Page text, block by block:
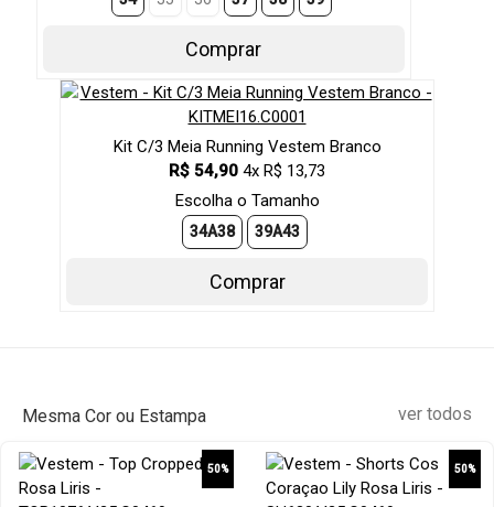
Comprar
Kit C/3 Meia Running Vestem Branco
R$ 54,90 4x R$ 13,73
Escolha o Tamanho
34A38 39A43
Comprar
Mesma Cor ou Estampa ver todos
50% 50%